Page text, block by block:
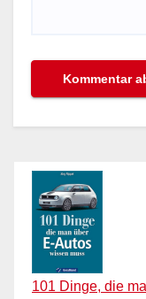
101 Dinge, die